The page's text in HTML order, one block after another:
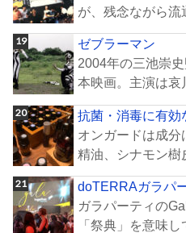
が、残念ながら流
ゼブラーマン
2004年の三池崇
本映画。主演は哀
抗菌・消毒に有効
オンガードは成分
精油、シナモン樹
doTERRAガラパ
ガラパーティの
「祭典」を意味